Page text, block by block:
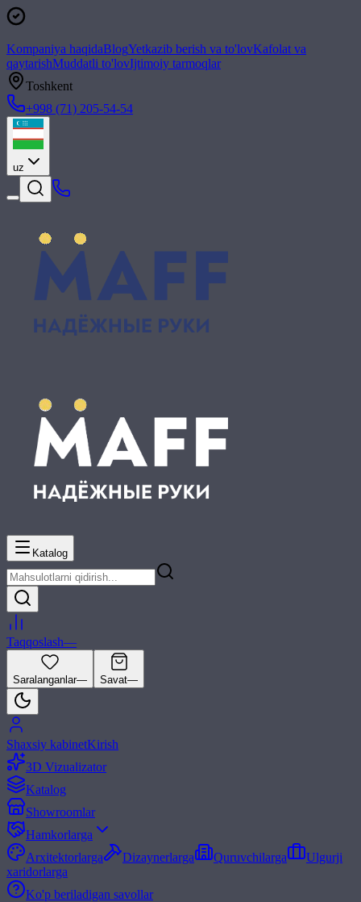
Kompaniya haqidaBlogYetkazib berish va to'lovKafolat va
qaytarishMuddatli to'lovIjtimoiy tarmoqlar
Toshkent
+998 (71) 205-54-54
uz
Katalog
Taqqoslash—
Saralanganlar— Savat—
Shaxsiy kabinetKirish
3D Vizualizator
Katalog
Showroomlar
Hamkorlarga
Arxitektorlarga
Dizaynerlarga Quruvchilarga
Ulgurji
xaridorlarga
Ko'p beriladigan savollar